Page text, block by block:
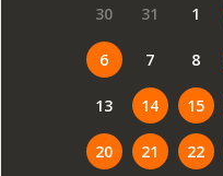
30 31 1
6 7 8
13 14 15
20 21 22